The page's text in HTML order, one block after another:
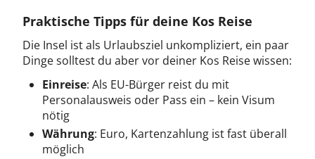
Praktische Tipps für deine Kos Reise
Die Insel ist als Urlaubsziel unkompliziert, ein paar
Dinge solltest du aber vor deiner Kos Reise wissen:
Einreise: Als EU-Bürger reist du mit
Personalausweis oder Pass ein – kein Visum
nötig
Währung: Euro, Kartenzahlung ist fast überall
möglich